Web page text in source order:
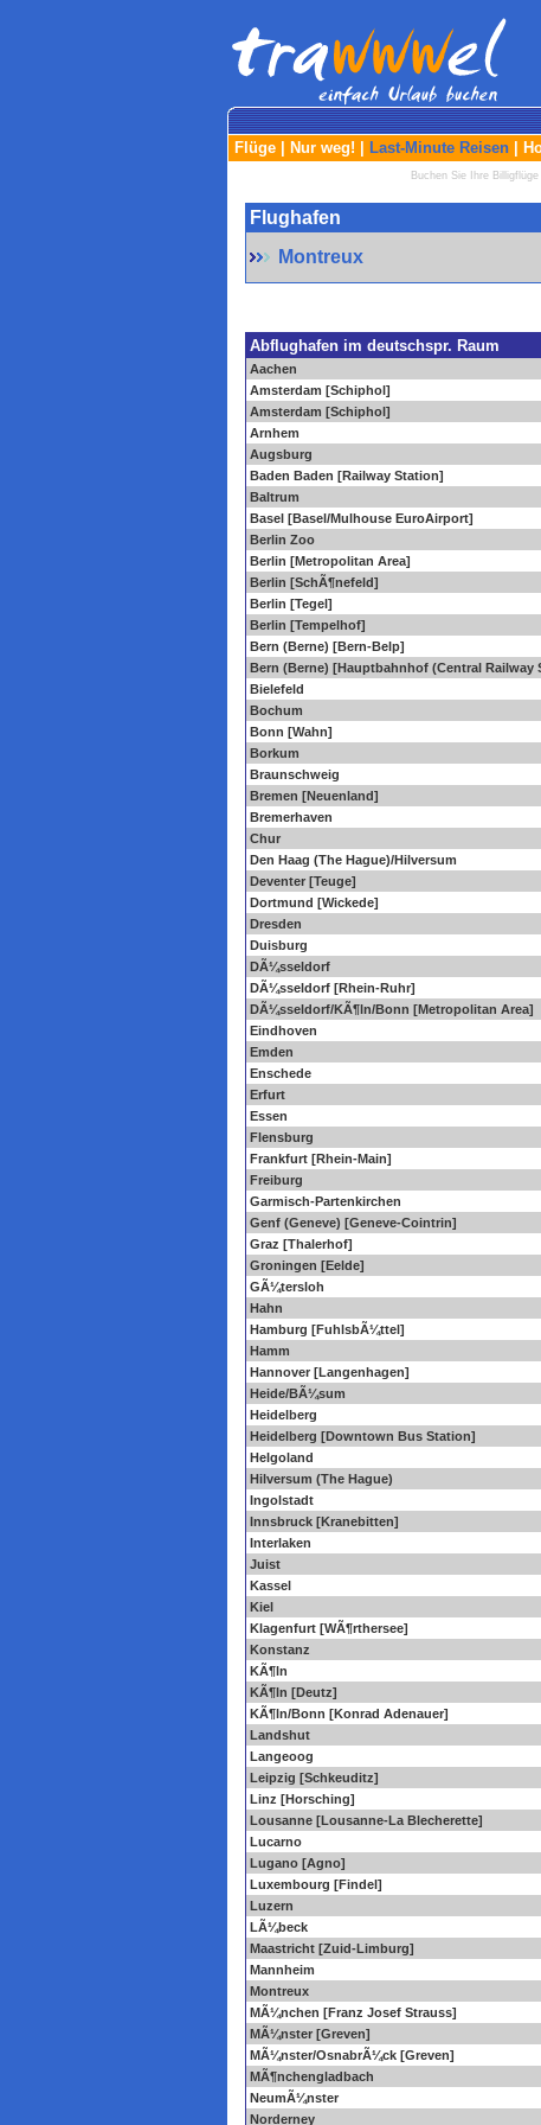
Flüge
Nur weg! Last-Minute Reisen
Buchen Sie Ihre
Flughafen
Montreux
Abflughafen im deutschspr. Raum
Aachen
Amsterdam [Schiphol]
Amsterdam [Schiphol]
Arnhem
Augsburg
Baden Baden [Railway Station]
Baltrum
Basel [Basel/Mulhouse EuroAirport]
Berlin Zoo
Berlin [Metropolitan Area]
Berlin [SchÃ¶nefeld]
Berlin [Tegel]
Berlin [Tempelhof]
Bern (Berne) [Bern-Belp]
Bern (Berne) [Hauptbahnhof (Central Railway
Bielefeld
Bochum
Bonn [Wahn]
Borkum
Braunschweig
Bremen [Neuenland]
Bremerhaven
Chur
Den Haag (The Hague)/Hilversum
Deventer [Teuge]
Dortmund [Wickede]
Dresden
Duisburg
DÃ¼sseldorf
DÃ¼sseldorf [Rhein-Ruhr]
DÃ¼sseldorf/KÃ¶ln/Bonn [Metropolitan Area]
Eindhoven
Emden
Enschede
Erfurt
Essen
Flensburg
Frankfurt [Rhein-Main]
Freiburg
Garmisch-Partenkirchen
Genf (Geneve) [Geneve-Cointrin]
Graz [Thalerhof]
Groningen [Eelde]
GÃ¼tersloh
Hahn
Hamburg [FuhlsbÃ¼ttel]
Hamm
Hannover [Langenhagen]
Heide/BÃ¼sum
Heidelberg
Heidelberg [Downtown Bus Station]
Helgoland
Hilversum (The Hague)
Ingolstadt
Innsbruck [Kranebitten]
Interlaken
Juist
Kassel
Kiel
Klagenfurt [WÃ¶rthersee]
Konstanz
KÃ¶ln
KÃ¶ln [Deutz]
KÃ¶ln/Bonn [Konrad Adenauer]
Landshut
Langeoog
Leipzig [Schkeuditz]
Linz [Horsching]
Lousanne [Lousanne-La Blecherette]
Lucarno
Lugano [Agno]
Luxembourg [Findel]
Luzern
LÃ¼beck
Maastricht [Zuid-Limburg]
Mannheim
Montreux
MÃ¼nchen [Franz Josef Strauss]
MÃ¼nster [Greven]
MÃ¼nster/OsnabrÃ¼ck [Greven]
MÃ¶nchengladbach
NeumÃ¼nster
Norderney